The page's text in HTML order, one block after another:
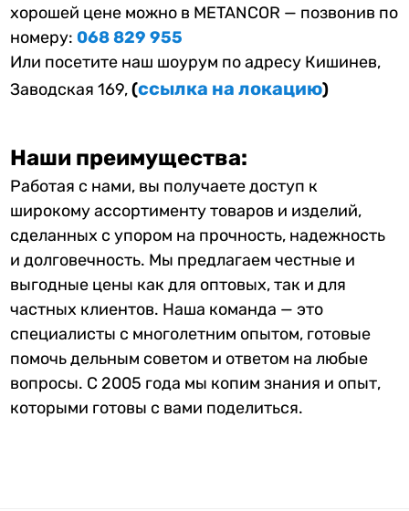
хорошей цене можно в METANCOR — позвонив по
номеру: 068 829 955
Или посетите наш шоурум по адресу Кишинев,
Заводская 169,(ссылка на локацию)
Наши преимущества:
Работая с нами, вы получаете доступ к
широкому ассортименту товаров и изделий,
сделанных с упором на прочность, надежность
и долговечность. Мы предлагаем честные и
выгодные цены как для оптовых, так и для
частных клиентов. Наша команда — это
специалисты с многолетним опытом, готовые
помочь дельным советом и ответом на любые
вопросы. С 2005 года мы копим знания и опыт,
которыми готовы с вами поделиться.